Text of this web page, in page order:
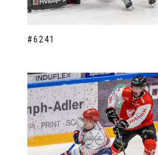
#6241